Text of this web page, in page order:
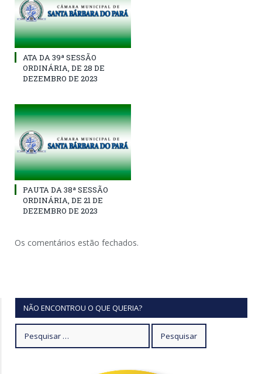
ATA DA 39ª SESSÃO
ORDINÁRIA, DE 28 DE
DEZEMBRO DE 2023
PAUTA DA 38ª SESSÃO
ORDINÁRIA, DE 21 DE
DEZEMBRO DE 2023
Os comentários estão fechados.
NÃO ENCONTROU O QUE QUERIA?